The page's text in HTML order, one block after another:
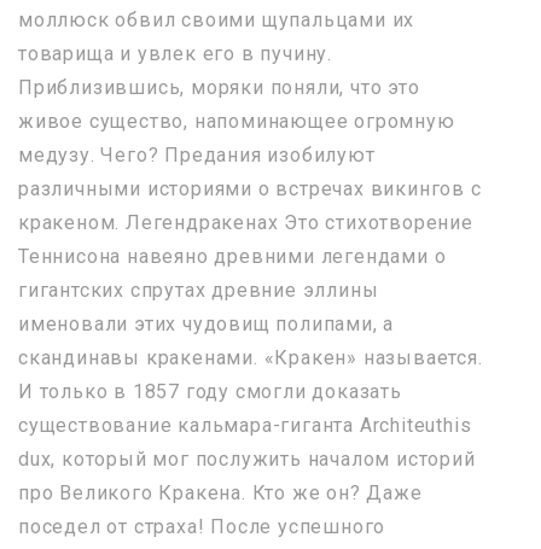
моллюск обвил своими щупальцами их
товарища и увлек его в пучину.
Приблизившись, моряки поняли, что это
живое существо, напоминающее огромную
медузу. Чего? Предания изобилуют
различными историями о встречах викингов с
кракеном. Легендракенах Это стихотворение
Теннисона навеяно древними легендами о
гигантских спрутах древние эллины
именовали этих чудовищ полипами, а
скандинавы кракенами. «Кракен» называется.
И только в 1857 году смогли доказать
существование кальмара-гиганта Architeuthis
dux, который мог послужить началом историй
про Великого Кракена. Кто же он? Даже
поседел от страха! После успешного